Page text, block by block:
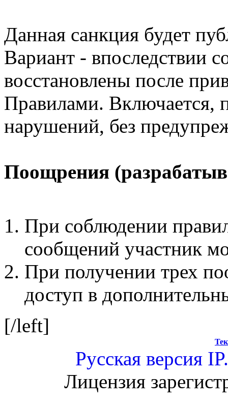
Данная санкция будет
Вариант - впоследствии
восстановлены после
Правилами. Включается,
нарушений, без
Поощрения
При соблюдении
сообщений участник
При получении трех
доступ в
[/left]
Русская версия
Лицензия